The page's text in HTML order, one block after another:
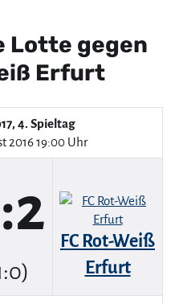
Lotte gegen
Erfurt
4. Spieltag
2016 19:00 Uhr
FC Rot-Weiß
Erfurt